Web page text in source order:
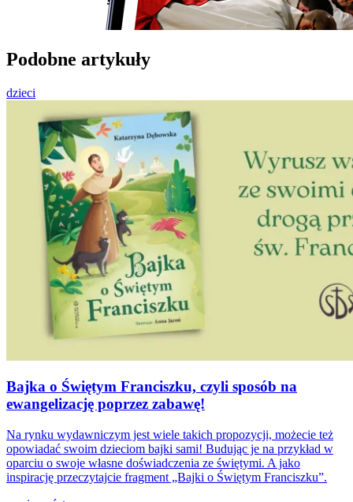
Podobne artykuły
dzieci
Bajka o Świętym Franciszku, czyli sposób na
ewangelizację poprzez zabawę!
Na rynku wydawniczym jest wiele takich propozycji, możecie też
opowiadać swoim dzieciom bajki sami! Budując je na przykład w
oparciu o swoje własne doświadczenia ze świętymi. A jako
inspirację przeczytajcie fragment „Bajki o Świętym Franciszku”.